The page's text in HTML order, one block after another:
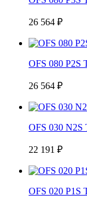
26 564 ₽
OFS 080 P2S
26 564 ₽
OFS 030 N2S
22 191 ₽
OFS 020 P1S